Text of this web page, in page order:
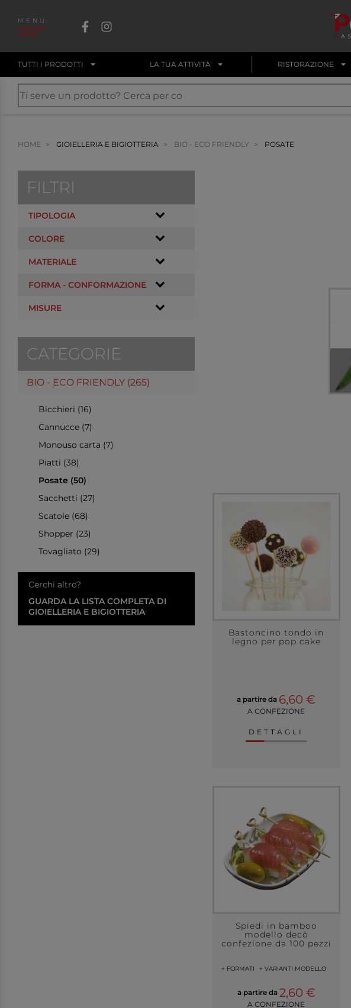
MENU
TUTTI I PRODOTTI LA TUA ATTIVITÀ RISTORAZIONE
HOME GIOIELLERIA E BIGIOTTERIA BIO - ECO FRIENDLY POSATE
FILTRI
TIPOLOGIA
COLORE
MATERIALE
FORMA - CONFORMAZIONE
MISURE
CATEGORIE
BIO - ECO FRIENDLY (265)
Bicchieri (16)
Cannucce (7)
Monouso carta (7)
Piatti (38)
Posate (50)
Sacchetti (27)
Scatole (68)
Shopper (23)
Tovagliato (29)
Cerchi altro?
GUARDA LA LISTA COMPLETA DI
GIOIELLERIA E BIGIOTTERIA
Bastoncino tondo in
legno per pop cake
a partire da 6,60 €
A CONFEZIONE
DETTAGLI
Spiedi in bamboo
modello decò
confezione da 100 pezzi
+ FORMATI + VARIANTI MODELLO
a partire da 2,60 €
A CONFEZIONE